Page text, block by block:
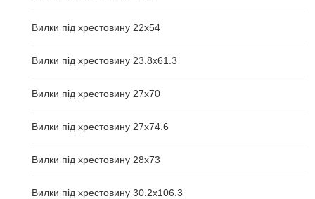
Вилки під хрестовину 22х54
Вилки під хрестовину 23.8х61.3
Вилки під хрестовину 27x70
Вилки під хрестовину 27x74.6
Вилки під хрестовину 28x73
Вилки під хрестовину 30.2x106.3